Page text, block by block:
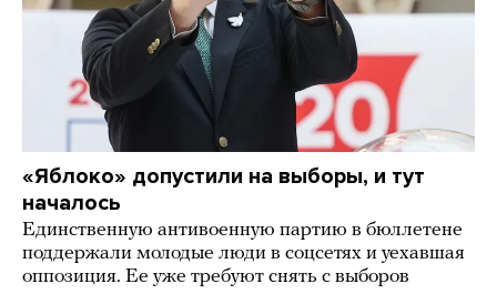
«Яблоко» допустили на выборы, и тут
началось
Единственную антивоенную партию в бюллетене
поддержали молодые люди в соцсетях и уехавшая
оппозиция. Ее уже требуют снять с выборов